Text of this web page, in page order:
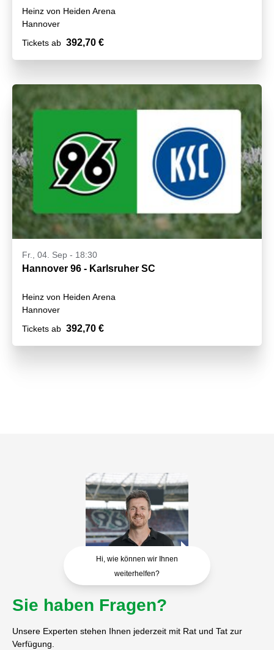
Heinz von Heiden Arena
Hannover
Tickets ab 392,70 €
Fr., 04. Sep - 18:30
Hannover 96 - Karlsruher SC
Heinz von Heiden Arena
Hannover
Tickets ab 392,70 €
Hi, wie können wir Ihnen
weiterhelfen?
Sie haben Fragen?
Unsere Experten stehen Ihnen jederzeit mit Rat und Tat zur
Verfügung.